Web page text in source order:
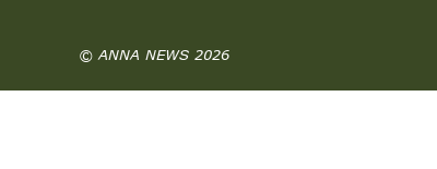
© ANNA NEWS 2026